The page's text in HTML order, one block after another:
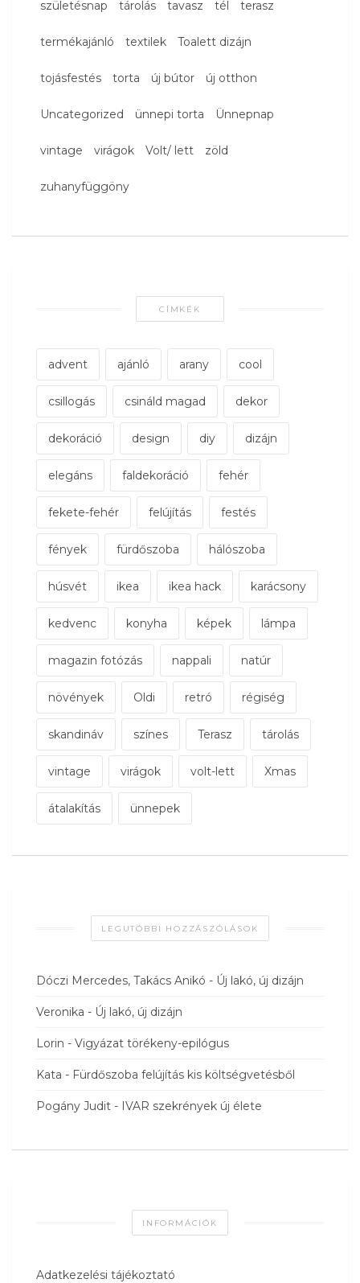
születésnap tárolás tavasz tél terasz
termékajánló textilek Toalett dizájn
tojásfestés torta új bútor új otthon
Uncategorized ünnepi torta Ünnepnap
vintage virágok Volt/ lett zöld
zuhanyfüggöny
CÍMKÉK
advent ajánló arany cool
csillogás csináld magad dekor
dekoráció design diy dizájn
elegáns faldekoráció fehér
fekete-fehér felújítás festés
fények fürdőszoba hálószoba
húsvét ikea ikea hack karácsony
kedvenc konyha képek lámpa
magazin fotózás nappali natúr
növények Oldi retró régiség
skandináv színes Terasz tárolás
vintage virágok volt-lett Xmas
átalakítás ünnepek
LEGUTÓBBI HOZZÁSZÓLÁSOK
Dóczi Mercedes, Takács Anikó - Új lakó, új dizájn
Veronika - Új lakó, új dizájn
Lorin - Vigyázat törékeny-epilógus
Kata - Fürdőszoba felújítás kis költségvetésből
Pogány Judit - IVAR szekrények új élete
INFORMÁCIÓK
Adatkezelési tájékoztató